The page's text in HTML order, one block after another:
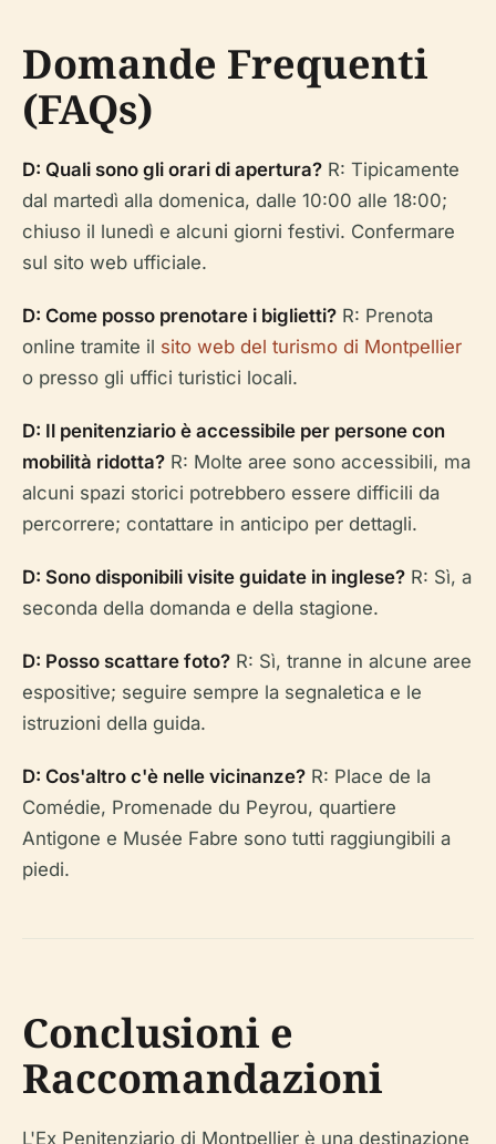
Domande Frequenti
(FAQs)
D: Quali sono gli orari di apertura? R: Tipicamente
dal martedì alla domenica, dalle 10:00 alle 18:00;
chiuso il lunedì e alcuni giorni festivi. Confermare
sul sito web ufficiale.
D: Come posso prenotare i biglietti? R: Prenota
online tramite il sito web del turismo di Montpellier
o presso gli uffici turistici locali.
D: Il penitenziario è accessibile per persone con
mobilità ridotta? R: Molte aree sono accessibili, ma
alcuni spazi storici potrebbero essere difficili da
percorrere; contattare in anticipo per dettagli.
D: Sono disponibili visite guidate in inglese? R: Sì, a
seconda della domanda e della stagione.
D: Posso scattare foto? R: Sì, tranne in alcune aree
espositive; seguire sempre la segnaletica e le
istruzioni della guida.
D: Cos'altro c'è nelle vicinanze? R: Place de la
Comédie, Promenade du Peyrou, quartiere
Antigone e Musée Fabre sono tutti raggiungibili a
piedi.
Conclusioni e
Raccomandazioni
L'Ex Penitenziario di Montpellier è una destinazione